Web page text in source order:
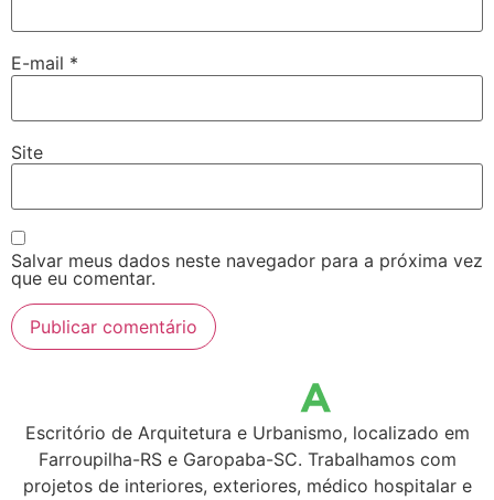
E-mail *
Site
Salvar meus dados neste navegador para a próxima vez
que eu comentar.
Escritório de Arquitetura e Urbanismo, localizado em
Farroupilha-RS e Garopaba-SC. Trabalhamos com
projetos de interiores, exteriores, médico hospitalar e